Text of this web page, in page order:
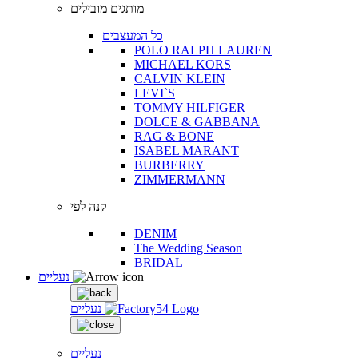
מותגים מובילים
כל המעצבים
POLO RALPH LAUREN
MICHAEL KORS
CALVIN KLEIN
LEVI`S
TOMMY HILFIGER
DOLCE & GABBANA
RAG & BONE
ISABEL MARANT
BURBERRY
ZIMMERMANN
קנה לפי
DENIM
The Wedding Season
BRIDAL
נעליים
נעליים